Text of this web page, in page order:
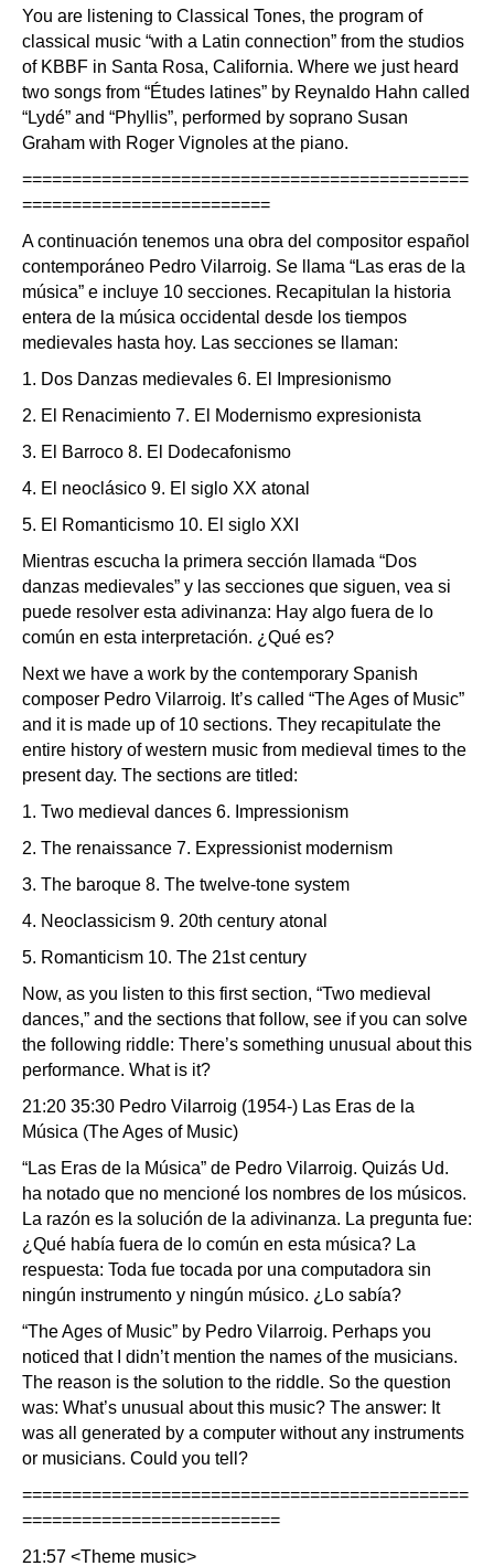
You are listening to Classical Tones, the program of
classical music “with a Latin connection” from the studios
of KBBF in Santa Rosa, California. Where we just heard
two songs from “Études latines” by Reynaldo Hahn called
“Lydé” and “Phyllis”, performed by soprano Susan
Graham with Roger Vignoles at the piano.
=============================================
=========================
A continuación tenemos una obra del compositor español
contemporáneo Pedro Vilarroig. Se llama “Las eras de la
música” e incluye 10 secciones. Recapitulan la historia
entera de la música occidental desde los tiempos
medievales hasta hoy. Las secciones se llaman:
1. Dos Danzas medievales 6. El Impresionismo
2. El Renacimiento 7. El Modernismo expresionista
3. El Barroco 8. El Dodecafonismo
4. El neoclásico 9. El siglo XX atonal
5. El Romanticismo 10. El siglo XXI
Mientras escucha la primera sección llamada “Dos
danzas medievales” y las secciones que siguen, vea si
puede resolver esta adivinanza: Hay algo fuera de lo
común en esta interpretación. ¿Qué es?
Next we have a work by the contemporary Spanish
composer Pedro Vilarroig. It’s called “The Ages of Music”
and it is made up of 10 sections. They recapitulate the
entire history of western music from medieval times to the
present day. The sections are titled:
1. Two medieval dances 6. Impressionism
2. The renaissance 7. Expressionist modernism
3. The baroque 8. The twelve-tone system
4. Neoclassicism 9. 20th century atonal
5. Romanticism 10. The 21st century
Now, as you listen to this first section, “Two medieval
dances,” and the sections that follow, see if you can solve
the following riddle: There’s something unusual about this
performance. What is it?
21:20 35:30 Pedro Vilarroig (1954-) Las Eras de la
Música (The Ages of Music)
“Las Eras de la Música” de Pedro Vilarroig. Quizás Ud.
ha notado que no mencioné los nombres de los músicos.
La razón es la solución de la adivinanza. La pregunta fue:
¿Qué había fuera de lo común en esta música? La
respuesta: Toda fue tocada por una computadora sin
ningún instrumento y ningún músico. ¿Lo sabía?
“The Ages of Music” by Pedro Vilarroig. Perhaps you
noticed that I didn’t mention the names of the musicians.
The reason is the solution to the riddle. So the question
was: What’s unusual about this music? The answer: It
was all generated by a computer without any instruments
or musicians. Could you tell?
=============================================
==========================
21:57 <Theme music>